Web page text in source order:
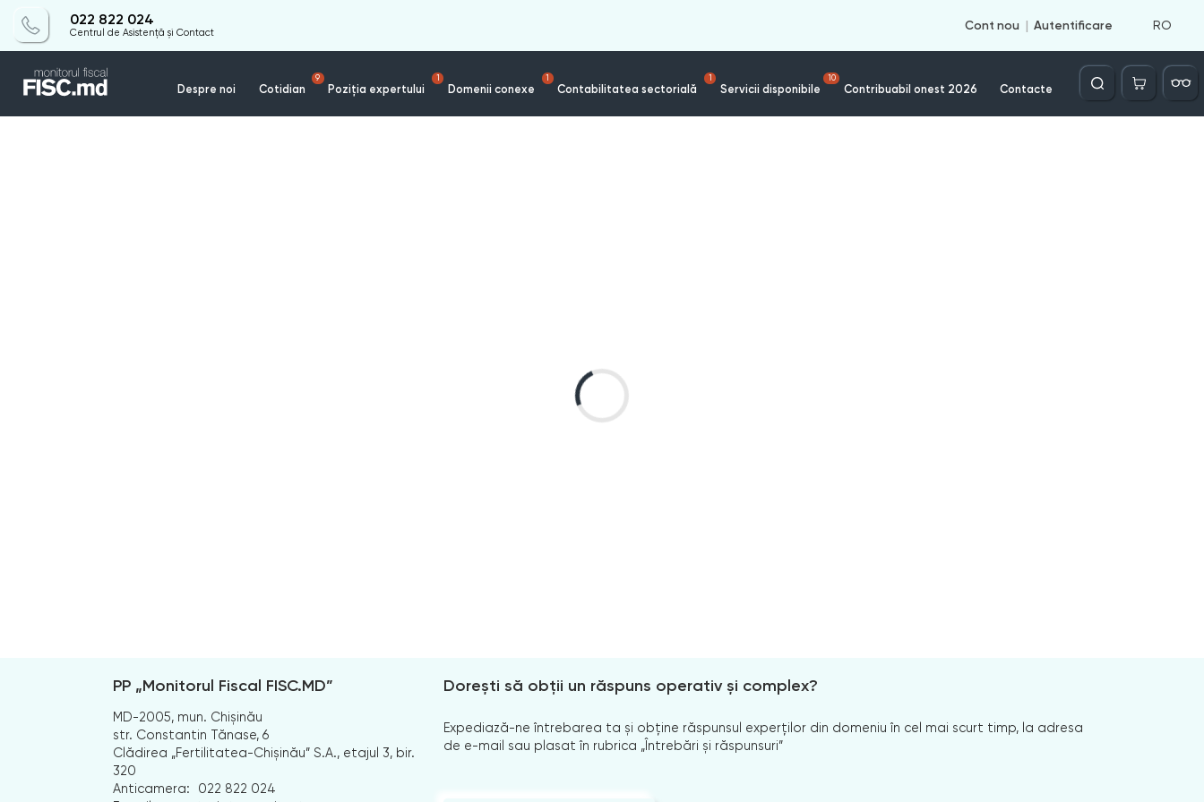
022 822 024
Centrul de Asistență și Contact
Cont nou Autentificare RO
Despre noi Cotidian
9
Poziția expertului
1
Domenii conexe
1
Contabilitatea sectorială
1
Servicii disponibile
10
Contribuabil onest 2026 Contacte
Căutare
PP „Monitorul Fiscal FISC.MD”
MD-2005, mun. Chișinău
str. Constantin Tănase, 6
Clădirea „Fertilitatea-Chișinău” S.A., etajul 3, bir.
320
Anticamera:
022 822 024
Dorești să obții un răspuns operativ și complex?
Expediază-ne întrebarea ta și obține răspunsul experților din domeniu în cel mai scurt timp, la adresa
de e-mail sau plasat în rubrica „Întrebări și răspunsuri”